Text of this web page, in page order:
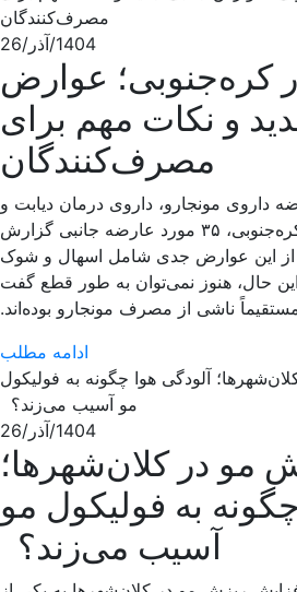
1404/آذر/26
کره‌جنوبی؛ عوارض
و نکات مهم برای
مصرف‌کنندگان
داروی مونجارو، داروی درمان دیابت و
مدیریت وزن، در بازار کره‌جنوبی، ۳۵ مورد عارضه جانبی گزارش
این عوارض جدی شامل اسهال و شوک
این حال، هنوز نمی‌توان به طور قطع گفت
ناشی از مصرف مونجارو بوده‌اند.
ادامه مطلب
1404/آذر/26
مو در کلان‌شهرها؛
به فولیکول مو
آسیب می‌زند؟